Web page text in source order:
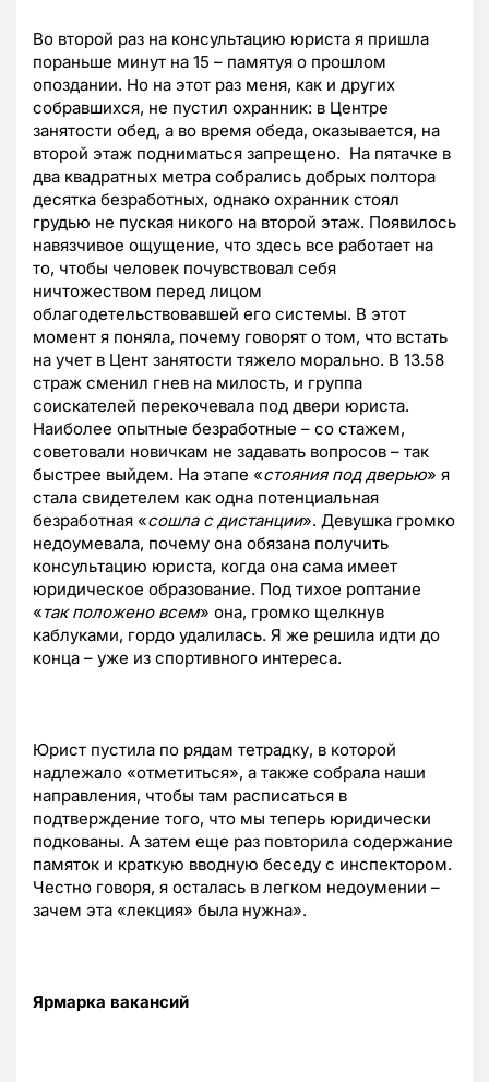
Во второй раз на консультацию юриста я пришла
пораньше минут на 15 – памятуя о прошлом
опоздании. Но на этот раз меня, как и других
собравшихся, не пустил охранник: в Центре
занятости обед, а во время обеда, оказывается, на
второй этаж подниматься запрещено. На пятачке в
два квадратных метра собрались добрых полтора
десятка безработных, однако охранник стоял
грудью не пуская никого на второй этаж. Появилось
навязчивое ощущение, что здесь все работает на
то, чтобы человек почувствовал себя
ничтожеством перед лицом
облагодетельствовавшей его системы. В этот
момент я поняла, почему говорят о том, что встать
на учет в Цент занятости тяжело морально. В 13.58
страж сменил гнев на милость, и группа
соискателей перекочевала под двери юриста.
Наиболее опытные безработные – со стажем,
советовали новичкам не задавать вопросов – так
быстрее выйдем. На этапе «стояния под дверью» я
стала свидетелем как одна потенциальная
безработная «сошла с дистанции». Девушка громко
недоумевала, почему она обязана получить
консультацию юриста, когда она сама имеет
юридическое образование. Под тихое роптание
«так положено всем» она, громко щелкнув
каблуками, гордо удалилась. Я же решила идти до
конца – уже из спортивного интереса.
Юрист пустила по рядам тетрадку, в которой
надлежало «отметиться», а также собрала наши
направления, чтобы там расписаться в
подтверждение того, что мы теперь юридически
подкованы. А затем еще раз повторила содержание
памяток и краткую вводную беседу с инспектором.
Честно говоря, я осталась в легком недоумении –
зачем эта «лекция» была нужна».
Ярмарка вакансий